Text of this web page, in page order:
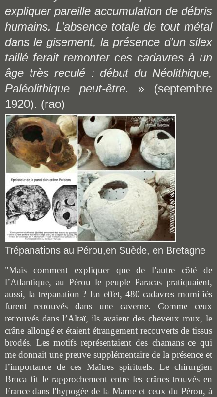
expliquer pareille accumulation de débris
humains. L’absence totale de tout métal
dans le gisement, la présence d’un silex
taillé ferait remonter ces cadavres à un
âge très reculé : début du Néolithique,
Paléolithique peut-être. » (septembre
1920). (rao)
Trépanations au Pérou,en Suède, en Bretagne
"Mais comment expliquer que de l’autre côté de
l’Atlantique, au Pérou le peuple Paracas pratiquaient,
aussi, la trépanation ? En effet, 480 cadavres momifiés
furent retrouvés dans une caverne. Comme ceux
retrouvés dans l’Altaï, ils avaient des cheveux roux, le
crâne allongé et étaient étrangement recouverts de tissus
brodés. Les motifs représentaient des chamans ce qui
me donnait une preuve supplémentaire de la présence et
l’importance de ces Maîtres spirituels. Le chirurgien
Broca fit le rapprochement entre les crânes trouvés en
France dans l'hypogée de la Marne et ceux du Pérou, à